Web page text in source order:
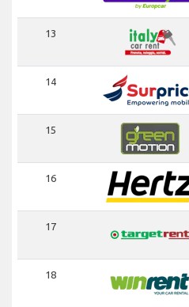
13
14
15
16
17
18